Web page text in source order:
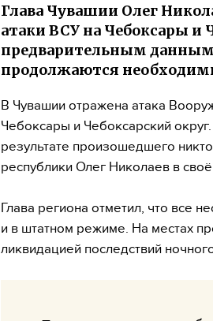
Глава Чувашии Олег
атаки ВСУ на Чебоксары и
предварительным
продолжаются
В Чувашии отражена атака
Чебоксары и Чебоксарский
результате произошедшего
республики Олег Николаев в
Глава региона отметил, что все
и в штатном режиме. На местах
ликвидацией последствий